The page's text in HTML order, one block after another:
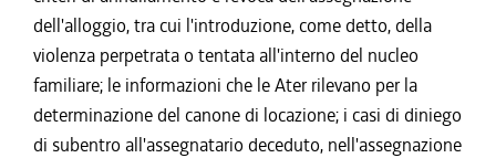
dell'alloggio, tra cui l'introduzione, come detto, della
violenza perpetrata o tentata all'interno del nucleo
familiare; le informazioni che le Ater rilevano per la
determinazione del canone di locazione; i casi di diniego
di subentro all'assegnatario deceduto, nell'assegnazione